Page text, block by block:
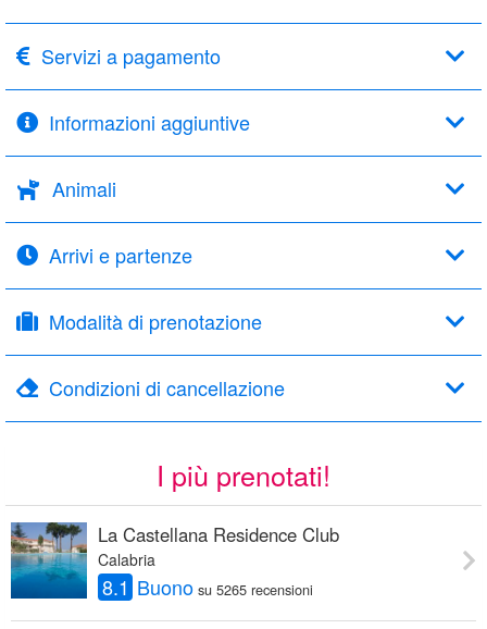
Servizi a pagamento
Informazioni aggiuntive
Animali
Arrivi e partenze
Modalità di prenotazione
Condizioni di cancellazione
I più prenotati!
La Castellana Residence Club
Calabria
8.1 Buono su 5265 recensioni